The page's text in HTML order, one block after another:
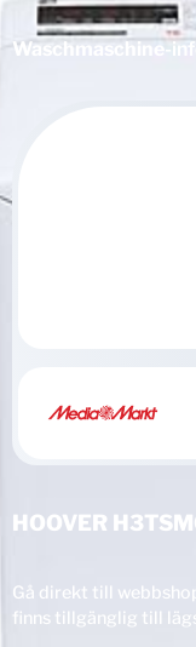
Waschmaschine-
HOOVER
Gå direkt till
finns tillgänglig till